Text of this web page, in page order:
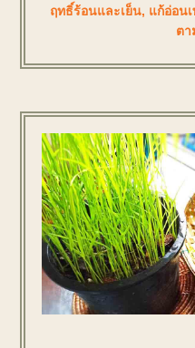
ฤทธิ์ร้อนและเย็น, แก้อ่อน
ตา